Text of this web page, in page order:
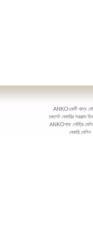
ANKOএকটি খাদ্য
চকলেট বেকারির সরঞ্জাম
ANKOপাফ পেস্ট্রি
বেকারি